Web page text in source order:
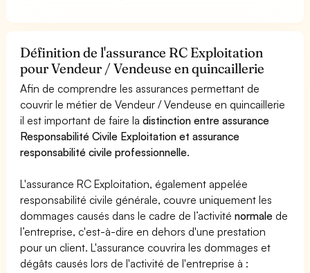
Définition de l'assurance RC Exploitation
pour Vendeur / Vendeuse en quincaillerie
Afin de comprendre les assurances permettant de
couvrir le métier de Vendeur / Vendeuse en quincaillerie
il est important de faire ladistinction entre assurance
Responsabilité Civile Exploitation et assurance
responsabilité civile professionnelle.
L'assurance RC Exploitation, également appelée
responsabilité civile générale, couvre uniquement les
dommages causés dans le cadre de l’activiténormale de
l’entreprise, c'est-à-dire en dehors d'une prestation
pour un client. L'assurance couvrira les dommages et
dégâts causés lors de l'activité de l'entreprise à :